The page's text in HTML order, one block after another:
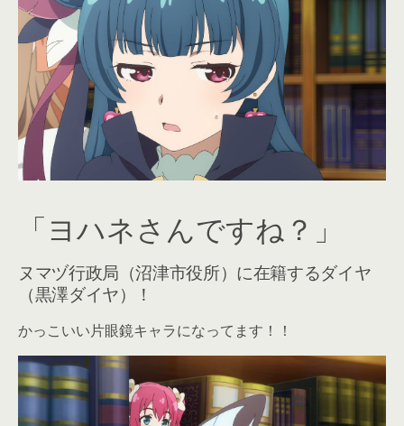
「ヨハネさんですね？」
ヌマヅ行政局（沼津市役所）に在籍するダイヤ
（黒澤ダイヤ）！
かっこいい片眼鏡キャラになってます！！